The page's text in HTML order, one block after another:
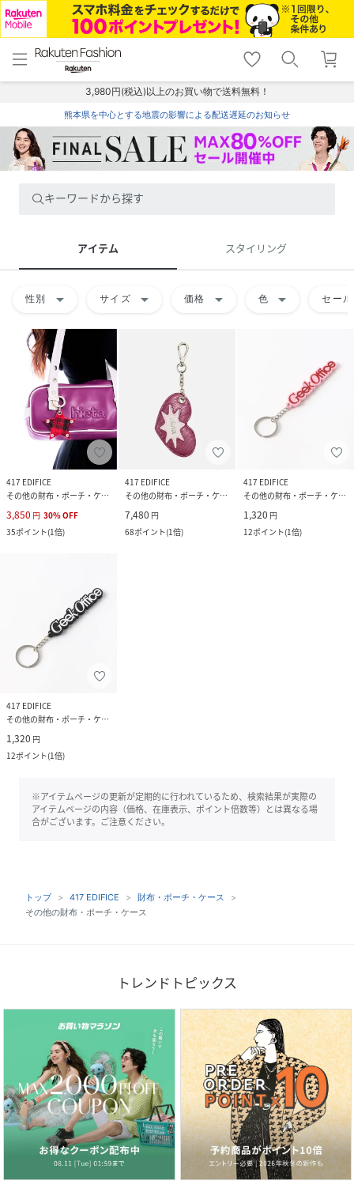
menu home
トップ
shopping_cart lock_outline
ログイン
3,980円(税込)以上のお買い物で送料無料！
熊本県を中心とする地震の影響による配送遅延のお知らせ
キーワードから探す
アイテム スタイリング
性別 arrow_drop_down サイズ arrow_drop_down 価格 arrow_drop_down 色 arrow_drop_down セール
417 EDIFICE
その他の財布・ポーチ・ケース
3,850 円 30%OFF
35ポイント(1倍)
417 EDIFICE
その他の財布・ポーチ・ケース
7,480 円
68ポイント(1倍)
417 EDIFICE
その他の財布・ポーチ・ケース
1,320 円
12ポイント(1倍)
417 EDIFICE
その他の財布・ポーチ・ケース
1,320 円
12ポイント(1倍)
※アイテムページの更新が定期的に行われているため、検索結果が実際の
アイテムページの内容（価格、在庫表示、ポイント倍数等）とは異なる場
合がございます。ご注意ください。
トップ 417 EDIFICE
財布・ポーチ・ケース
その他の財布・ポーチ・ケース
トレンドトピックス